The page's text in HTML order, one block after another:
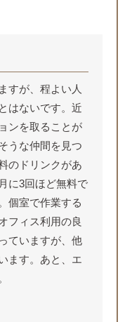
すが、程よい人
はないです。近
ンを取ることが
うな仲間を見つ
のドリンクがあ
に3回ほど無料で
個室で作業する
フィス利用の良
ていますが、他
ます。あと、エ